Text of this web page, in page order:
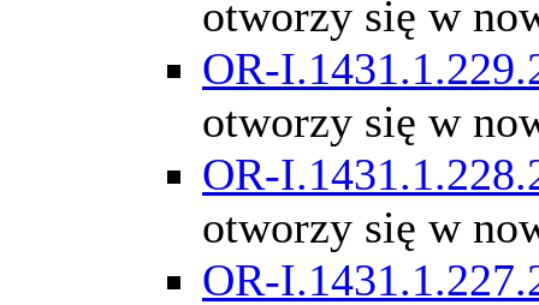
otworzy się w
OR-
otworzy się w
OR-
otworzy się w
OR-